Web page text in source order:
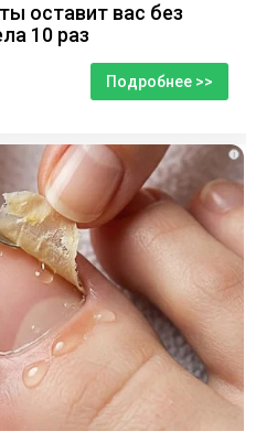
оставит вас без
10 раз
Подробнее >>
i